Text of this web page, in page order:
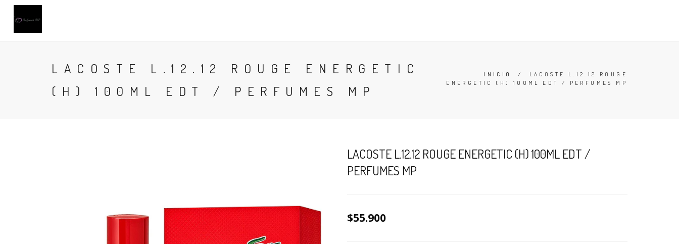
LACOSTE L.12.12 ROUGE ENERGETIC
(H) 100ML EDT / PERFUMES MP
INICIO /
LACOSTE L.12.12 ROUGE
ENERGETIC (H) 100ML EDT / PERFUMES MP
LACOSTE L.12.12 ROUGE ENERGETIC (H) 100ML EDT /
PERFUMES MP
$55.900